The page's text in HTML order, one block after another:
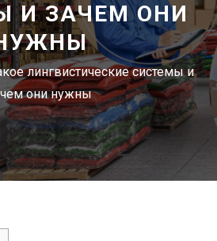
И ЗАЧЕМ ОНИ
лингвистические системы и
они нужны